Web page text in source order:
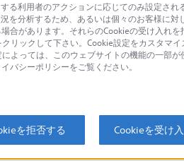
製品に関す
個人のお客様
海外仕様製品
オーバーシー
利用者のアクションに応じてのみ設定さ
分析するため、あるいは個々のお客様に
合があります。それらのCookieの受け入れ
リックして下さい。Cookie設定をカスタマ
よっては、このウェブサイトの機能の一部
バシーポリシーをご覧ください。
を拒否する Cookieを受け